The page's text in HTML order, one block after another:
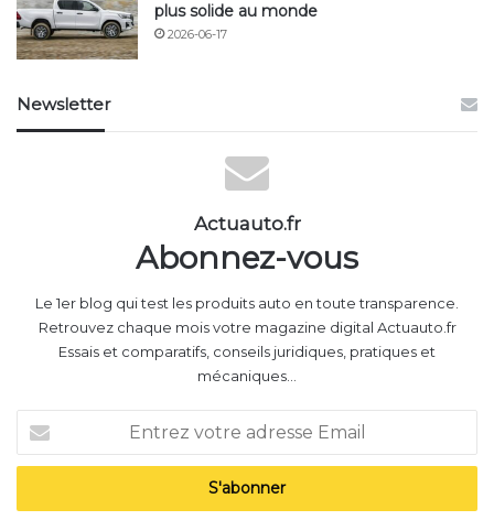
plus solide au monde
2026-06-17
Newsletter
Actuauto.fr
Abonnez-vous
Le 1er blog qui test les produits auto en toute transparence.
Retrouvez chaque mois votre magazine digital Actuauto.fr
Essais et comparatifs, conseils juridiques, pratiques et
mécaniques...
t
e